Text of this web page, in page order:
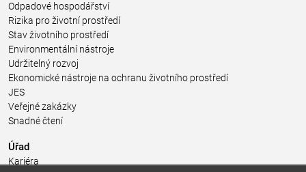
Odpadové hospodářství
Rizika pro životní prostředí
Stav životního prostředí
Environmentální nástroje
Udržitelný rozvoj
Ekonomické nástroje na ochranu životního prostředí
JES
Veřejné zakázky
Snadné čtení
Úřad
Kariéra